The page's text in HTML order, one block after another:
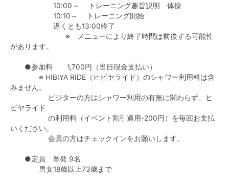
10:00～ トレーニング趣旨説明 体操
10:10～ トレーニング開始
遅くとも13:00終了
※ メニューにより終了時間は前後する可能性
があります。
●参加料 1,700円（当日現金支払い）
※ HIBIYA RIDE（ヒビヤライド）のシャワー利用料は含
みません。
ビジターの方はシャワー利用の有無に関わらず、ヒ
ビヤライド
の利用料（イベント割引適用-200円）を毎回お支払
いください。
会員の方はチェックインをお願いします。
●定員 単発 9名
男女18歳以上73歳まで